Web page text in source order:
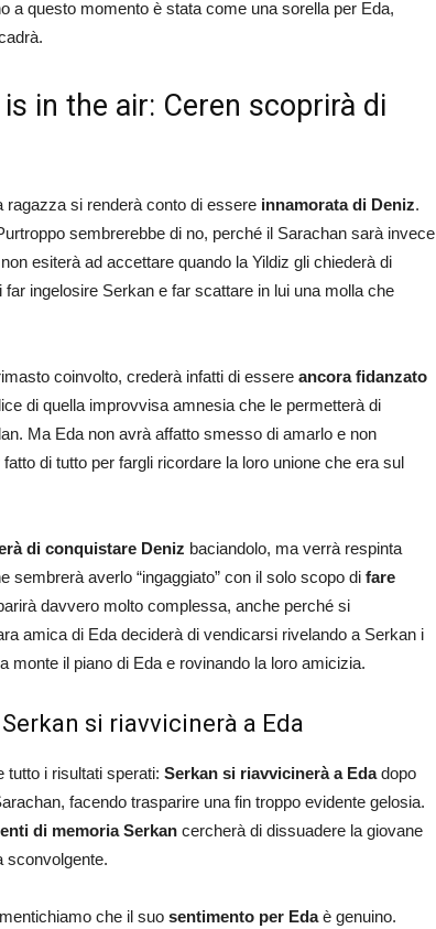
a questo momento è stata come una sorella per Eda,
in the air: Ceren scoprirà di
ragazza si renderà conto di essere innamorata di Deniz.
sembrerebbe di no, perché il Sarachan sarà invece
esiterà ad accettare quando la Yildiz gli chiederà di
ingelosire Serkan e far scattare in lui una molla che
coinvolto, crederà infatti di essere ancora fidanzato
di quella improvvisa amnesia che le permetterà di
Ma Eda non avrà affatto smesso di amarlo e non
di tutto per fargli ricordare la loro unione che era sul
di conquistare Deniz baciandolo, ma verrà respinta
sembrerà averlo “ingaggiato” con il solo scopo di fare
davvero molto complessa, anche perché si
amica di Eda deciderà di vendicarsi rivelando a Serkan i
monte il piano di Eda e rovinando la loro amicizia.
si riavvicinerà a Eda
tutto i risultati sperati: Serkan si riavvicinerà a Edadopo
facendo trasparire una fin troppo evidente gelosia.
di memoria Serkan cercherà di dissuadere la giovane
sconvolgente.
che il suo sentimento per Edaè genuino.